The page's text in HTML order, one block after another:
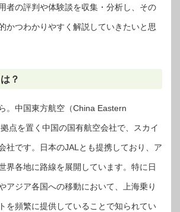
者の評判や体験談を収集・分析し、その
かつわかりやすく解説していきたいと思
？
。中国東方航空（China Eastern
点を置く中国の国有航空会社で、スカイ
社です。日本のJALとも提携しており、ア
界各地に路線を展開しています。特に日
アジア各国への移動において、上海乗り
を頻繁に提供していることで知られてい